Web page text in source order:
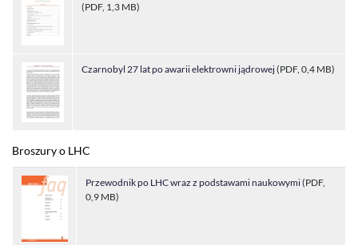
(PDF, 1,3 MB)
Czarnobyl 27 lat po awarii elektrowni jądrowej(PDF, 0,4 MB)
Broszury o LHC
Przewodnik po LHC wraz z podstawami naukowymi(PDF,
0,9 MB)